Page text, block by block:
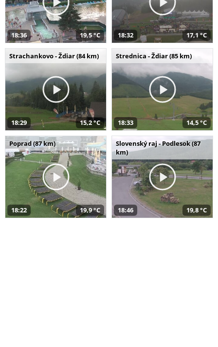
18:36 19,5 °C 18:32 17,1 °C
Strachankovo - Ždiar (84 km)
18:29 15,2 °C
Strednica - Ždiar (85 km)
18:33 14,5 °C
Poprad (87 km)
18:22 19,9 °C
Slovenský raj - Podlesok (87
km)
18:46 19,8 °C